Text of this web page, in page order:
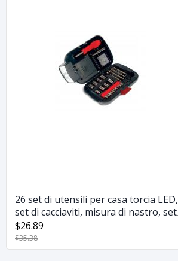
26 set di utensili per casa torcia LED,
set di cacciaviti, misura di nastro, set
di prese, punte per cacciavite per
emergenze, riparazioni domestiche e
progetti fai da te
$26.89
$35.38